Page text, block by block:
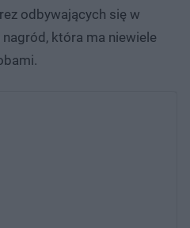
odbywających się w
która ma niewiele